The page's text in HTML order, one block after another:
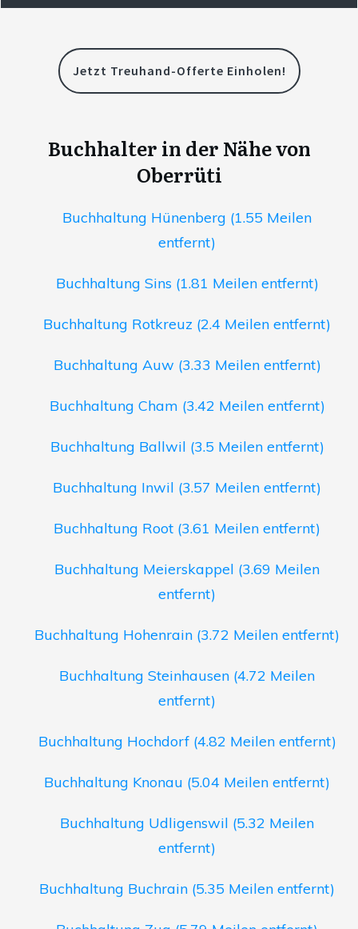
Jetzt Treuhand-Offerte Einholen!
Buchhalter in der Nähe von
Oberrüti
Buchhaltung Hünenberg (1.55 Meilen
entfernt)
Buchhaltung Sins (1.81 Meilen entfernt)
Buchhaltung Rotkreuz (2.4 Meilen entfernt)
Buchhaltung Auw (3.33 Meilen entfernt)
Buchhaltung Cham (3.42 Meilen entfernt)
Buchhaltung Ballwil (3.5 Meilen entfernt)
Buchhaltung Inwil (3.57 Meilen entfernt)
Buchhaltung Root (3.61 Meilen entfernt)
Buchhaltung Meierskappel (3.69 Meilen
entfernt)
Buchhaltung Hohenrain (3.72 Meilen entfernt)
Buchhaltung Steinhausen (4.72 Meilen
entfernt)
Buchhaltung Hochdorf (4.82 Meilen entfernt)
Buchhaltung Knonau (5.04 Meilen entfernt)
Buchhaltung Udligenswil (5.32 Meilen
entfernt)
Buchhaltung Buchrain (5.35 Meilen entfernt)